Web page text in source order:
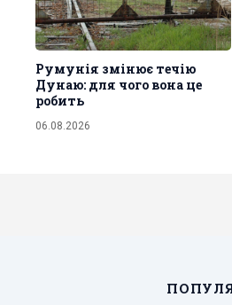
Румунія змінює течію
Дунаю: для чого вона це
робить
06.08.2026